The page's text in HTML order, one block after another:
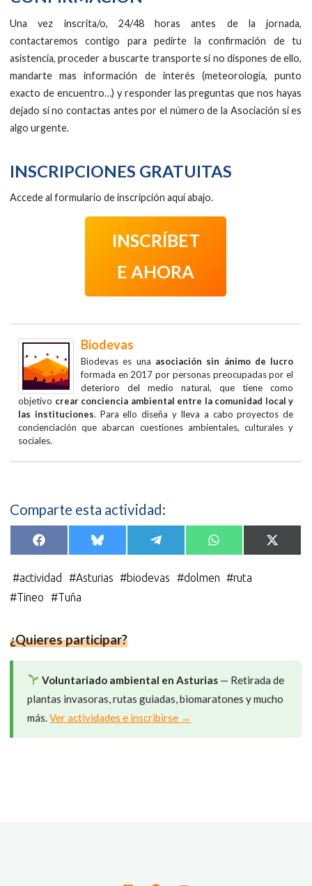
Una vez inscrita/o, 24/48 horas antes de la jornada,
contactaremos contigo para pedirte la confirmación de tu
asistencia, proceder a buscarte transporte si no dispones de ello,
mandarte mas información de interés (meteorología, punto
exacto de encuentro…) y responder las preguntas que nos hayas
dejado si no contactas antes por el número de la Asociación si es
algo urgente.
INSCRIPCIONES GRATUITAS
Accede al formulario de inscripción aquí abajo.
INSCRÍBET
E AHORA
Biodevas
Biodevas es una asociación sin ánimo de lucro
formada en 2017 por personas preocupadas por el
deterioro del medio natural, que tiene como
objetivo crear conciencia ambiental entre la comunidad local y
las instituciones. Para ello diseña y lleva a cabo proyectos de
concienciación que abarcan cuestiones ambientales, culturales y
sociales.
Comparte esta actividad:
Compartir
en
F
a
e
b
Compartir
en
B
l
e
s
Compartir
en
e
e
g
Compartir
en
h
en
(
#actividad #Asturias #biodevas #dolmen #ruta
#Tineo #Tuña
¿Quieres participar?
Voluntariado ambiental en Asturias— Retirada de
plantas invasoras, rutas guiadas, biomaratones y mucho
más.Ver actividades e inscribirse →